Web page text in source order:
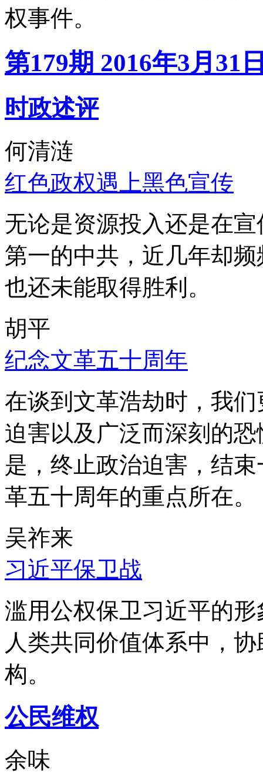
权事件。
第179期 2016年3月31
时政述评
何清涟
红色政权遇上黑色宣传
无论是资源投入还是在
第一的中共，近几年却
也还未能取得胜利。
胡平
纪念文革五十周年
在谈到文革浩劫时，我
迫害以及广泛而深刻的
是，终止政治迫害，结
革五十周年的重点所在。
吴祚来
习近平保卫战
滥用公权保卫习近平的
人类共同价值体系中，
构。
公民维权
余味